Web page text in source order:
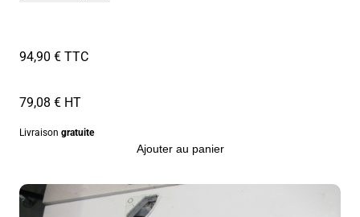
94,90 € TTC
79,08 € HT
Livraison gratuite
Ajouter au panier